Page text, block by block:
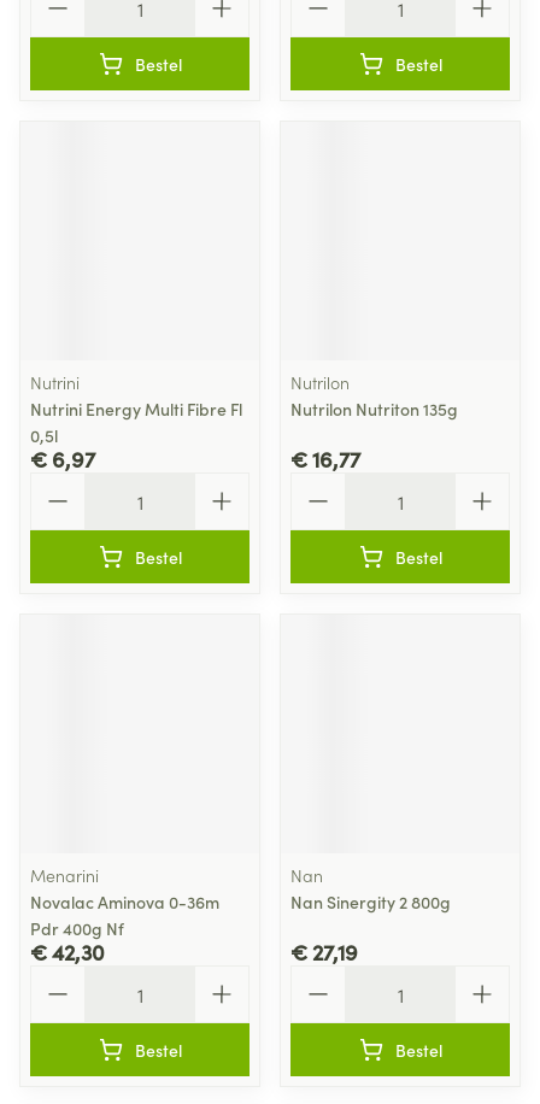
Bestel Bestel
Nutrini
Nutrini Energy Multi Fibre Fl
0,5l
€ 6,97
Bestel
Nutrilon
Nutrilon Nutriton 135g
€ 16,77
Bestel
Menarini
Novalac Aminova 0-36m
Pdr 400g Nf
€ 42,30
Bestel
Nan
Nan Sinergity 2 800g
€ 27,19
Bestel